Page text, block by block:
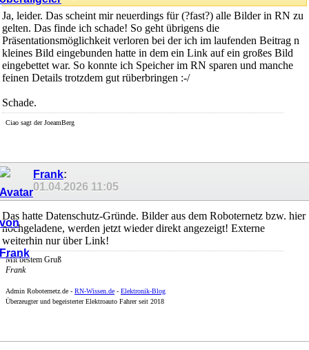
Ja, leider. Das scheint mir neuerdings für (?fast?) alle Bilder in RN zu
gelten. Das finde ich schade! So geht übrigens die
Präsentationsmöglichkeit verloren bei der ich im laufenden Beitrag n
kleines Bild eingebunden hatte in dem ein Link auf ein großes Bild
eingebettet war. So konnte ich Speicher im RN sparen und manche
feinen Details trotzdem gut rüberbringen :-/
Schade.
Ciao sagt der JoeamBerg
Frank:
01.04.2026 11:05
Das hatte Datenschutz-Gründe. Bilder aus dem Roboternetz bzw. hier
hochgeladene, werden jetzt wieder direkt angezeigt! Externe
weiterhin nur über Link!
Mit bestem Gruß
Frank
Admin Roboternetz.de - RN-Wissen.de - Elektronik-Blog
Überzeugter und begeisterter Elektroauto Fahrer seit 2018